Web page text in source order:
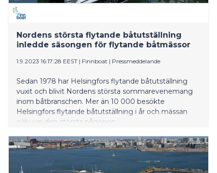
Nordens största flytande båtutställning
inledde säsongen för flytande båtmässor
1.9.2023 16:17:28 EEST | Finnboat | Pressmeddelande
Sedan 1978 har Helsingfors flytande båtutställning
vuxit och blivit Nordens största sommarevenemang
inom båtbranschen. Mer än 10 000 besökte
Helsingfors flytande båtutställning i år och mässan
själv var den största någonsin.